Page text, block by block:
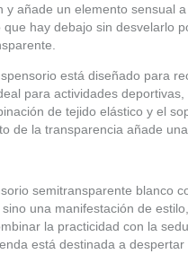
y añade un elemento sensual
hay debajo sin desvelarlo
está diseñado para
para actividades
de tejido elástico y el
de la transparencia añade
semitransparente blanco
una manifestación de
la practicidad con la
está destinada a